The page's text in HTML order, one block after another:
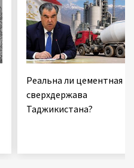
Реальна ли цементная
сверхдержава
Таджикистана?